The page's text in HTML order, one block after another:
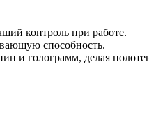
контроль при работе.
способность.
и голограмм, делая